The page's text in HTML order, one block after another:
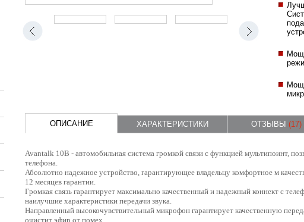
ОПИСАНИЕ ХАРАКТЕРИСТИКИ ОТЗЫВЫ (17)
Avantalk 10B - автомобильная система громкой связи с функцией мультипоинт,
телефона.
Абсолютно надежное устройство, гарантирующее владельцу комфортное м
12 месяцев гарантии.
Громкая связь гарантирует максимально качественный и надежный коннект с
наилучшие характеристики передачи звука.
Направленный высокочувствительный микрофон гарантирует качественную
очистит эфир от помех.